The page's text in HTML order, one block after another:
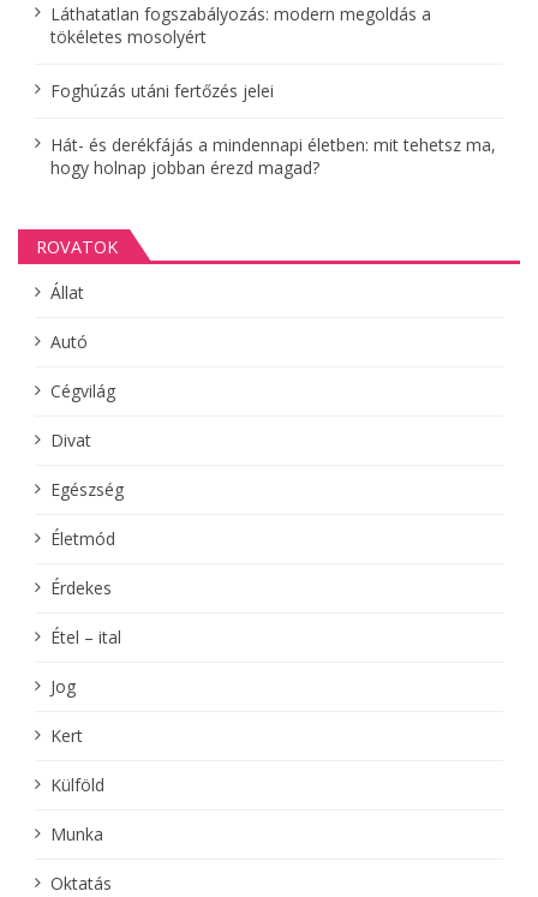
ó
Láthatatlan fogszabályozás: modern megoldás a
tökéletes mosolyért
Foghúzás utáni fertőzés jelei
Hát- és derékfájás a mindennapi életben: mit tehetsz ma,
hogy holnap jobban érezd magad?
ROVATOK
Állat
Autó
Cégvilág
Divat
Egészség
Életmód
Érdekes
Étel – ital
Jog
Kert
Külföld
Munka
Oktatás